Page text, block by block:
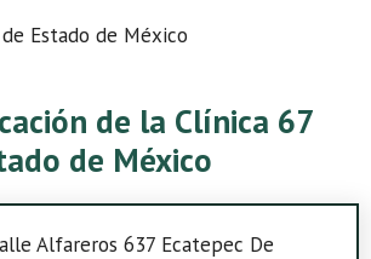
de la Clínica 67
de México
Alfareros 637 Ecatepec De